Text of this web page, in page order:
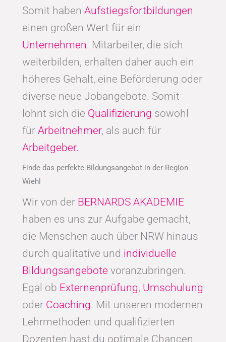
Somit haben Aufstiegsfortbildungen
einen großen Wert für ein
Unternehmen. Mitarbeiter, die sich
weiterbilden, erhalten daher auch ein
höheres Gehalt, eine Beförderung oder
diverse neue Jobangebote. Somit
lohnt sich die Qualifizierung sowohl
für Arbeitnehmer, als auch für
Arbeitgeber.
Finde das perfekte Bildungsangebot in der Region
Wiehl
Wir von der BERNARDS AKADEMIE
haben es uns zur Aufgabe gemacht,
die Menschen auch über NRW hinaus
durch qualitative und individuelle
Bildungsangebote voranzubringen.
Egal ob Externenprüfung, Umschulung
oder Coaching. Mit unseren modernen
Lehrmethoden und qualifizierten
Dozenten hast du optimale Chancen